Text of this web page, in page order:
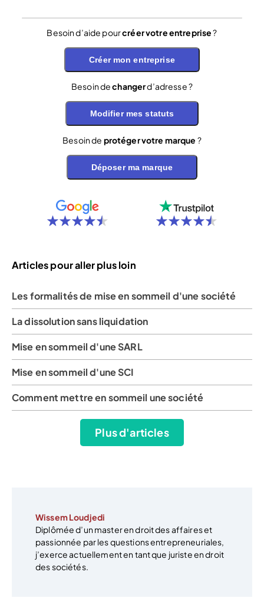
Besoin d’aide pourcréer votre entreprise?
Créer mon entreprise
Besoin dechangerd’adresse ?
Modifier mes statuts
Besoin de protéger votre marque ?
Déposer ma marque
Articles pour aller plus loin
Les formalités de mise en sommeil d'une société
La dissolution sans liquidation
Mise en sommeil d'une SARL
Mise en sommeil d'une SCI
Comment mettre en sommeil une société
Plus d'articles
Wissem Loudjedi
Diplômée d’un master en droit des affaires et
passionnée par les questions entrepreneuriales,
j’exerce actuellement en tant que juriste en droit
des sociétés.